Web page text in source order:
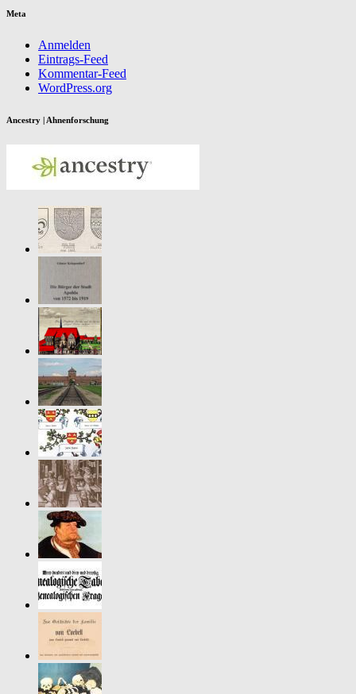
Meta
Anmelden
Eintrags-Feed
Kommentar-Feed
WordPress.org
Ancestry | Ahnenforschung